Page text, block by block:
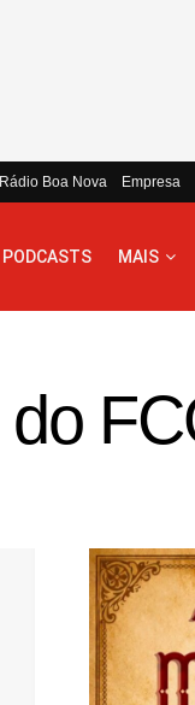
Boa Nova Empresa
PODCASTS MAIS